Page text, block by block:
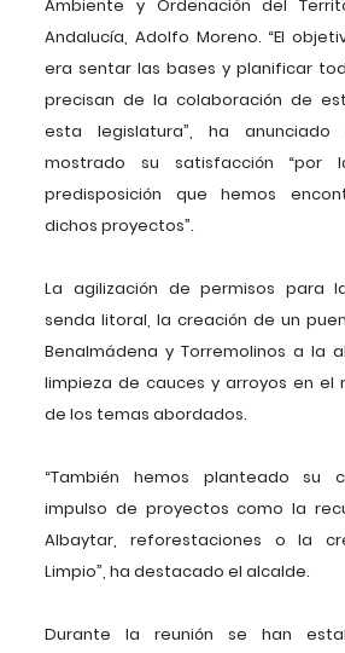
Ambiente y Ordenación del
Andalucía, Adolfo Moreno. “El
era sentar las bases y planificar
precisan de la colaboración de
esta legislatura”, ha
mostrado su satisfacción “por
predisposición que hemos
dichos proyectos”.
La agilización de permisos para
senda litoral, la creación de un
Benalmádena y Torremolinos a la
limpieza de cauces y arroyos en el
de los temas abordados.
“También hemos planteado su
impulso de proyectos como la
Albaytar, reforestaciones o la
Limpio”, ha destacado el alcalde.
Durante la reunión se han